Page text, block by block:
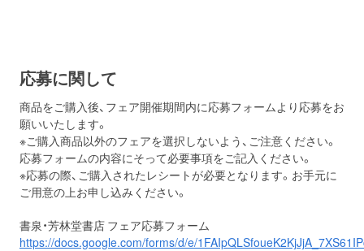
応募に関して
商品をご購入後、フェア開催期間内に応募フォームより応募をお
願いいたします。
※ご購入商品以外のフェアを選択しないよう、ご注意ください。
応募フォームの内容にそって必要事項をご記入ください。
※応募の際、ご購入されたレシートが必要となります。お手元に
ご用意の上お申し込みください。
書泉・芳林堂書店 フェア応募フォーム
https://docs.google.com/forms/d/e/